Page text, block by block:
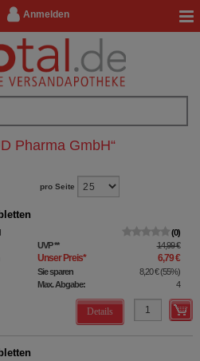
Anmelden
Pharma GmbH“
pro Seite
0
UVP** 14,99 €
Unser Preis* 6,79 €
Sie sparen 8,20 €(55%)
Max. Abgabe:
4
Details